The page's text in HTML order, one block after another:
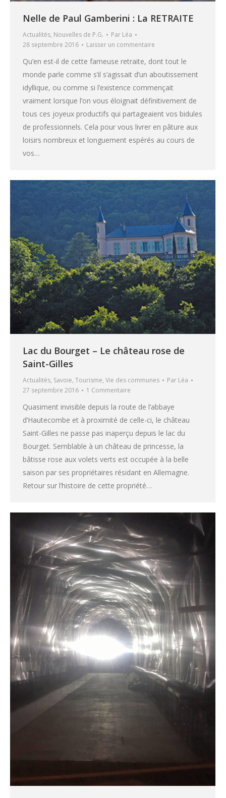
Nelle de Paul Gamberini : La RETRAITE
Actualités, Nouvelles de P.G. Par Léa
28 septembre 2016
Laisser un commentaire
Qu’en est-il de cette fameuse retraite, dont tout le
monde parle comme s’il s’agissait d’un aboutissement
idyllique, ou comme si l’existence commençait
vraiment lorsque l’on vous éloignait définitivement de
tous ces joyeux productifs qui partageaient vos bidules
de professionnels. Cela pour vous livrer en pâture aux
loisirs nombreux et longuement espérés au cours de
vos…
Lac du Bourget – Le château rose de
Saint-Gilles
Actualités, Savoie, Tourisme, Vie des communes Par Léa
27 septembre 2016
1 Commentaire
Quasiment invisible depuis la route de l’abbaye
d’Hautecombe et à proximité de celle-ci, le château
Saint-Gilles ne passe pas inaperçu depuis le lac du
Bourget. Semblable à un château de princesse, la
bâtisse rose aux volets verts est occupée à la belle
saison par ses propriétaires résidant en Allemagne.
Retour sur l’histoire de cette propriété…